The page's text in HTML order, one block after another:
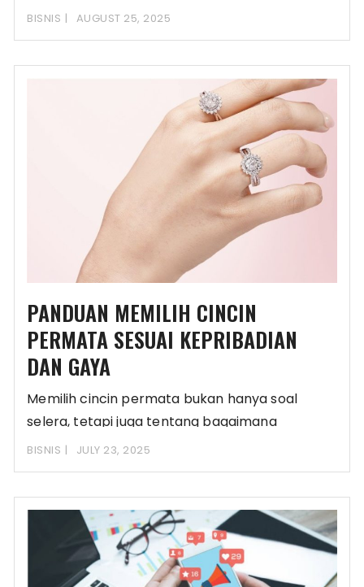
untuk
BISNIS AUGUST 25, 2025
PANDUAN MEMILIH CINCIN
PERMATA SESUAI KEPRIBADIAN
DAN GAYA
Memilih cincin permata bukan hanya soal
selera, tetapi juga tentang bagaimana
perhiasan tersebut mencerminkan kepribadian
BISNIS JULY 23, 2025